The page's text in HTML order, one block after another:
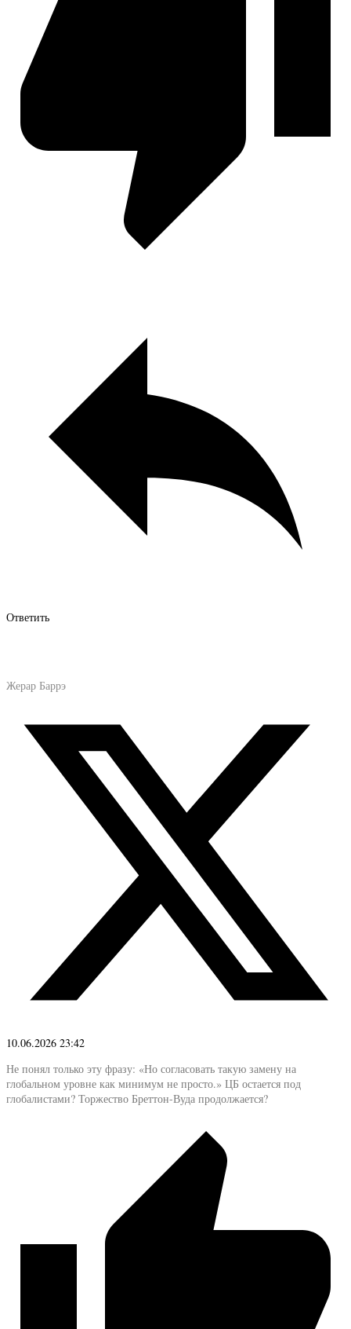
Ответить
Жерар Баррэ
10.06.2026 23:42
Не понял только эту фразу: «Но согласовать такую замену на
глобальном уровне как минимум не просто.» ЦБ остается под
глобалистами? Торжество Бреттон-Вуда продолжается?